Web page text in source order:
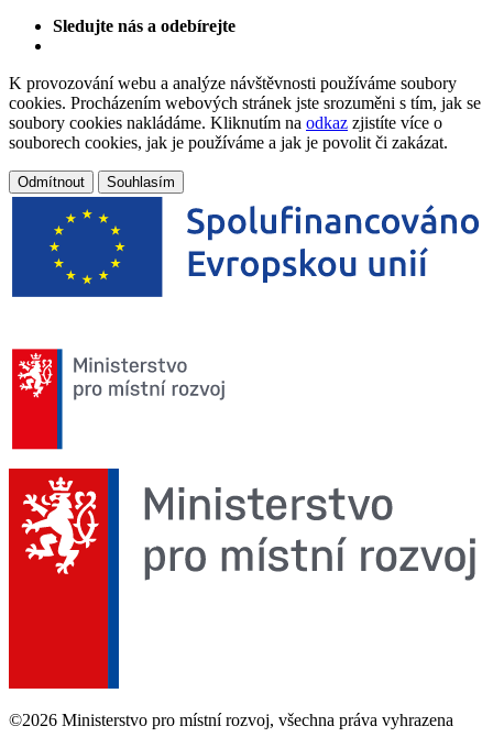
Sledujte nás a odebírejte
K provozování webu a analýze návštěvnosti používáme soubory
cookies. Procházením webových stránek jste srozuměni s tím, jak se
soubory cookies nakládáme. Kliknutím na odkaz zjistíte více o
souborech cookies, jak je používáme a jak je povolit či zakázat.
Odmítnout Souhlasím
©2026 Ministerstvo pro místní rozvoj, všechna práva vyhrazena